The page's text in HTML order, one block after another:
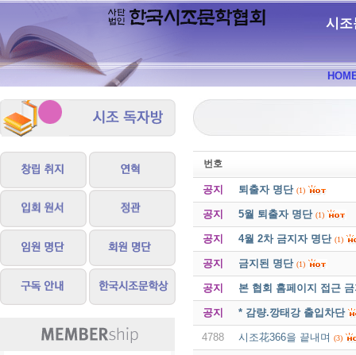
시조
번호
공지 퇴출자 명단 (1)
공지 5월 퇴출자 명단 (1)
공지 4월 2차 금지자 명단 (1)
공지 금지된 명단 (1)
공지 본 협회 홈페이지 접근
공지 * 감량.깡태강 출입차단
4788 시조花366을 끝내며 (3)